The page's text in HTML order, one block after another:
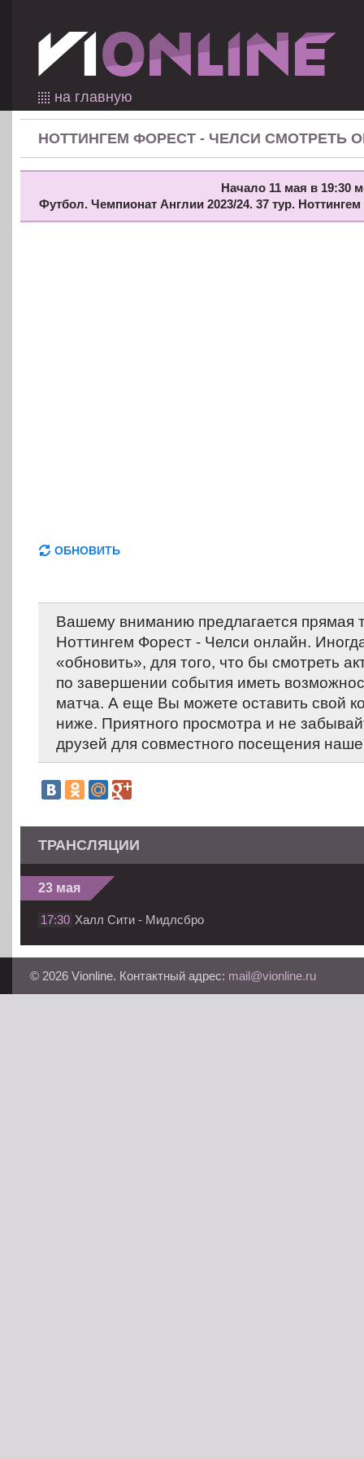
на главную
НОТТИНГЕМ ФОРЕСТ - ЧЕЛСИ СМОТРЕТЬ
Начало 11 мая в 19:30
Футбол. Чемпионат Англии 2023/24. 37 тур.
ОБНОВИТЬ
Вашему вниманию предлагается прямая
Ноттингем Форест - Челси онлайн.
«обновить», для того, что бы смотреть
по завершении события иметь
матча. А еще Вы можете оставить свой
ниже. Приятного просмотра и не
друзей для совместного посещения
ТРАНСЛЯЦИИ
23 мая
17:30 Халл Сити - Мидлсбро
© 2026 Vionline. Контактный адрес: mail@vionline.ru